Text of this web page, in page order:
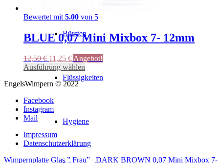
Bürsten
Flüssigkeiten
Hygiene
Bewertet mit 5.00 von 5
BLUE 0,07 Mini Mixbox 7- 12mm
12,50€ Ursprünglicher
Preis
war:
12,50 €
11,25 €Aktueller
Preis
ist:
11,25 €.
Angebot!
Ausführung wählen
Produkt
Die
auf
EngelsWimpern © 2022
Facebook
Instagram
Mail
Impressum
Datenschutzerklärung
Wimpernplatte Glas ” Frau”
DARK BROWN 0,07 Mini Mixbox 7-